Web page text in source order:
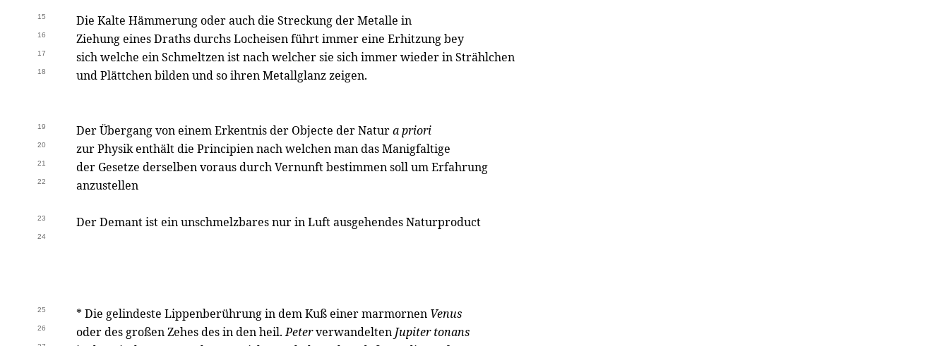
15 Die Kalte Hämmerung oder auch die Streckung der Metalle in
16 Ziehung eines Draths durchs Locheisen führt immer eine Erhitzung bey
17 sich welche ein Schmeltzen ist nach welcher sie sich immer wieder in Strählchen
18 und Plättchen bilden und so ihren Metallglanz zeigen.
19 Der Übergang von einem Erkentnis der Objecte der Natura priori
20 zur Physik enthält die Principien nach welchen man das Manigfaltige
21 der Gesetze derselben voraus durch Vernunft bestimmen soll um Erfahrung
22 anzustellen
23 Der Demant ist ein unschmelzbares nur in Luft ausgehendes Naturproduct
24
25 * Die gelindeste Lippenberührung in dem Kuß einer marmornen Venus
26 oder des großen Zehes des in den heil.Peterverwandelten Jupiter tonans